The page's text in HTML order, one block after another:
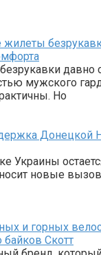
давно
мужского
Но
Донецкой
Украины
новые
и горных
байков Скотт